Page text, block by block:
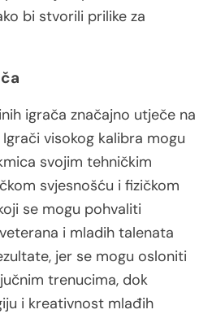
bi stvorili prilike za
igrača značajno utječe na
visokog kalibra mogu
svojim tehničkim
svjesnošću i fizičkom
se mogu pohvaliti
i mladih talenata
jer se mogu osloniti
trenucima, dok
i kreativnost mlađih